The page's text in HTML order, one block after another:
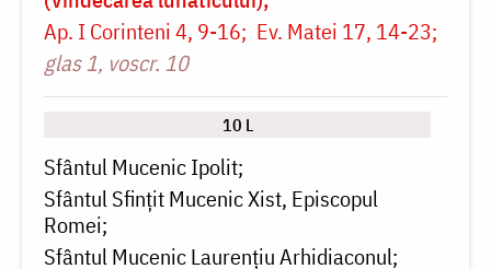
Ap. I Corinteni 4, 9-16 Ev. Matei 17, 14-23
glas 1, voscr. 10
10 L
Sfântul Mucenic Ipolit
Sfântul Sfințit Mucenic Xist, Episcopul
Romei
Sfântul Mucenic Laurențiu Arhidiaconul